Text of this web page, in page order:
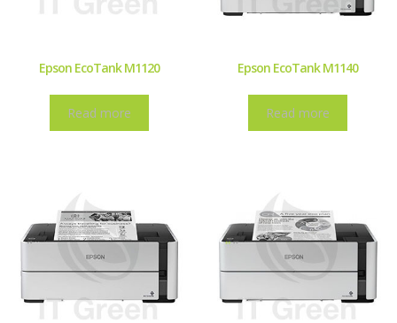
Epson EcoTank M1120
Read more
Epson EcoTank M1140
Read more